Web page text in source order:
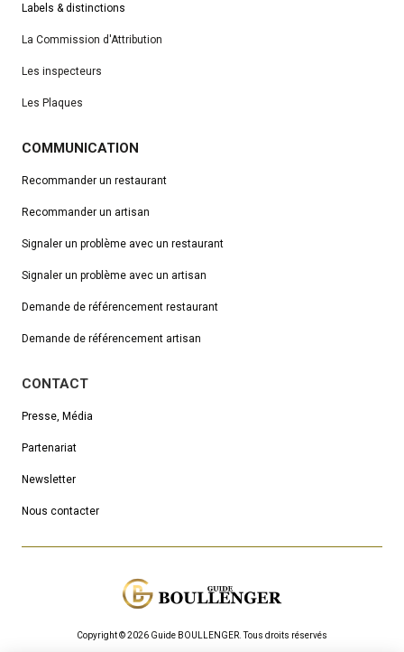
Labels & distinctions
La Commission d'Attribution
Les inspecteurs
Les Plaques
COMMUNICATION
Recommander un restaurant
Recommander un artisan
Signaler un problème avec un restaurant
Signaler un problème avec un artisan
Demande de référencement restaurant
Demande de référencement artisan
CONTACT
Presse, Média
Partenariat
Newsletter
Nous contacter
Copyright © 2026 Guide BOULLENGER.Τous droits réservés